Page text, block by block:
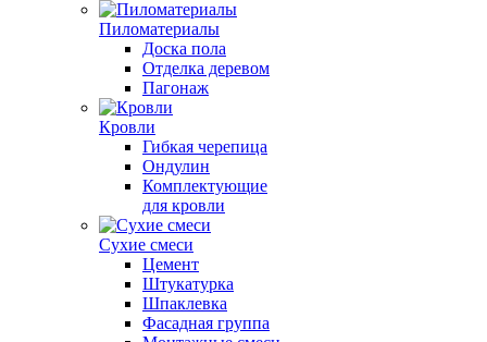
Пиломатериалы
Доска пола
Отделка деревом
Пагонаж
Кровли
Гибкая черепица
Ондулин
Комплектующие
для кровли
Сухие смеси
Цемент
Штукатурка
Шпаклевка
Фасадная группа